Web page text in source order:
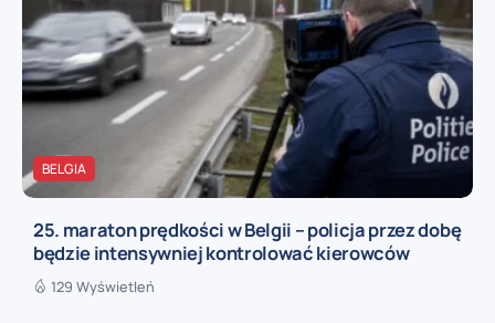
BELGIA
25. maraton prędkości w Belgii – policja przez dobę
będzie intensywniej kontrolować kierowców
129 Wyświetleń